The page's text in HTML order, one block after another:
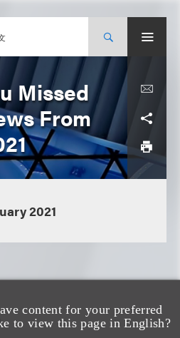
content for your preferred
to view this page in English?
Missed
From
2021